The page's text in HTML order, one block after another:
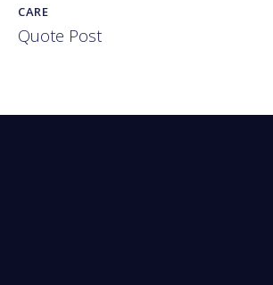
CARE
Quote Post